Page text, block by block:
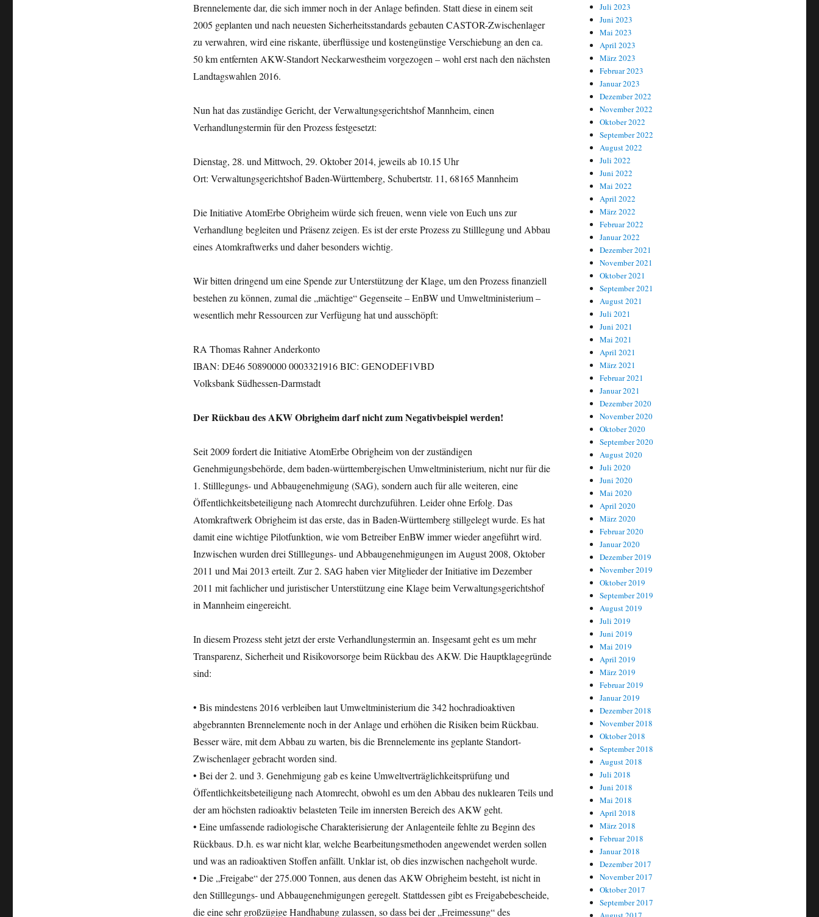
Brennelemente dar, die sich immer noch in der Anlage befinden. Statt diese in einem seit
2005 geplanten und nach neuesten Sicherheitsstandards gebauten CASTOR-Zwischenlager
zu verwahren, wird eine riskante, überflüssige und kostengünstige Verschiebung an den ca.
50 km entfernten AKW-Standort Neckarwestheim vorgezogen – wohl erst nach den nächsten
Landtagswahlen 2016.
Nun hat das zuständige Gericht, der Verwaltungsgerichtshof Mannheim, einen
Verhandlungstermin für den Prozess festgesetzt:
Dienstag, 28. und Mittwoch, 29. Oktober 2014, jeweils ab 10.15 Uhr
Ort: Verwaltungsgerichtshof Baden-Württemberg, Schubertstr. 11, 68165 Mannheim
Die Initiative AtomErbe Obrigheim würde sich freuen, wenn viele von Euch uns zur
Verhandlung begleiten und Präsenz zeigen. Es ist der erste Prozess zu Stilllegung und Abbau
eines Atomkraftwerks und daher besonders wichtig.
Wir bitten dringend um eine Spende zur Unterstützung der Klage, um den Prozess finanziell
bestehen zu können, zumal die „mächtige“ Gegenseite – EnBW und Umweltministerium –
wesentlich mehr Ressourcen zur Verfügung hat und ausschöpft:
RA Thomas Rahner Anderkonto
IBAN: DE46 50890000 0003321916 BIC: GENODEF1VBD
Volksbank Südhessen-Darmstadt
Der Rückbau des AKW Obrigheim darf nicht zum Negativbeispiel werden!
Seit 2009 fordert die Initiative AtomErbe Obrigheim von der zuständigen
Genehmigungsbehörde, dem baden-württembergischen Umweltministerium, nicht nur für die
1. Stilllegungs- und Abbaugenehmigung (SAG), sondern auch für alle weiteren, eine
Öffentlichkeitsbeteiligung nach Atomrecht durchzuführen. Leider ohne Erfolg. Das
Atomkraftwerk Obrigheim ist das erste, das in Baden-Württemberg stillgelegt wurde. Es hat
damit eine wichtige Pilotfunktion, wie vom Betreiber EnBW immer wieder angeführt wird.
Inzwischen wurden drei Stilllegungs- und Abbaugenehmigungen im August 2008, Oktober
2011 und Mai 2013 erteilt. Zur 2. SAG haben vier Mitglieder der Initiative im Dezember
2011 mit fachlicher und juristischer Unterstützung eine Klage beim Verwaltungsgerichtshof
in Mannheim eingereicht.
In diesem Prozess steht jetzt der erste Verhandlungstermin an. Insgesamt geht es um mehr
Transparenz, Sicherheit und Risikovorsorge beim Rückbau des AKW. Die Hauptklagegründe
sind:
• Bis mindestens 2016 verbleiben laut Umweltministerium die 342 hochradioaktiven
abgebrannten Brennelemente noch in der Anlage und erhöhen die Risiken beim Rückbau.
Besser wäre, mit dem Abbau zu warten, bis die Brennelemente ins geplante Standort-
Zwischenlager gebracht worden sind.
• Bei der 2. und 3. Genehmigung gab es keine Umweltverträglichkeitsprüfung und
Öffentlichkeitsbeteiligung nach Atomrecht, obwohl es um den Abbau des nuklearen Teils und
der am höchsten radioaktiv belasteten Teile im innersten Bereich des AKW geht.
• Eine umfassende radiologische Charakterisierung der Anlagenteile fehlte zu Beginn des
Rückbaus. D.h. es war nicht klar, welche Bearbeitungsmethoden angewendet werden sollen
und was an radioaktiven Stoffen anfällt. Unklar ist, ob dies inzwischen nachgeholt wurde.
• Die „Freigabe“ der 275.000 Tonnen, aus denen das AKW Obrigheim besteht, ist nicht in
den Stilllegungs- und Abbaugenehmigungen geregelt. Stattdessen gibt es Freigabebescheide,
die eine sehr großzügige Handhabung zulassen, so dass bei der „Freimessung“ des
Juli 2023
Juni 2023
Mai 2023
April 2023
März 2023
Februar 2023
Januar 2023
Dezember 2022
November 2022
Oktober 2022
September 2022
August 2022
Juli 2022
Juni 2022
Mai 2022
April 2022
März 2022
Februar 2022
Januar 2022
Dezember 2021
November 2021
Oktober 2021
September 2021
August 2021
Juli 2021
Juni 2021
Mai 2021
April 2021
März 2021
Februar 2021
Januar 2021
Dezember 2020
November 2020
Oktober 2020
September 2020
August 2020
Juli 2020
Juni 2020
Mai 2020
April 2020
März 2020
Februar 2020
Januar 2020
Dezember 2019
November 2019
Oktober 2019
September 2019
August 2019
Juli 2019
Juni 2019
Mai 2019
April 2019
März 2019
Februar 2019
Januar 2019
Dezember 2018
November 2018
Oktober 2018
September 2018
August 2018
Juli 2018
Juni 2018
Mai 2018
April 2018
März 2018
Februar 2018
Januar 2018
Dezember 2017
November 2017
Oktober 2017
September 2017